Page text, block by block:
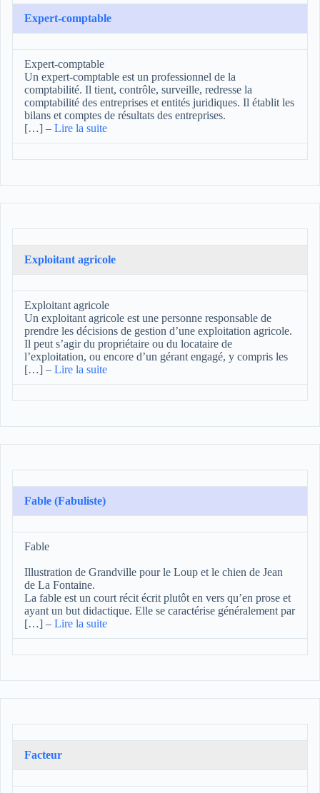
Expert-comptable
Expert-comptable
Un expert-comptable est un professionnel de la
comptabilité. Il tient, contrôle, surveille, redresse la
comptabilité des entreprises et entités juridiques. Il établit les
bilans et comptes de résultats des entreprises.
[…] – Lire la suite
Exploitant agricole
Exploitant agricole
Un exploitant agricole est une personne responsable de
prendre les décisions de gestion d’une exploitation agricole.
Il peut s’agir du propriétaire ou du locataire de
l’exploitation, ou encore d’un gérant engagé, y compris les
[…] – Lire la suite
Fable (Fabuliste)
Fable
Illustration de Grandville pour le Loup et le chien de Jean
de La Fontaine.
La fable est un court récit écrit plutôt en vers qu’en prose et
ayant un but didactique. Elle se caractérise généralement par
[…] – Lire la suite
Facteur